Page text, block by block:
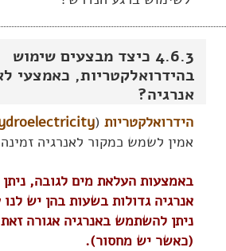
4.6.3 כיצד מבצעים שימוש
בהידרואלקטריות, כאמצעי
אנרגיה?
הידרואלקטריות (
אמין לשמש כמקור לאנרגיה
באמצעות העלאת מים לגובה, ניתן
אנרגיה גדולות בשעות בהן יש
ניתן להשתמש באנרגיה אגורה
(כאשר יש מחסור).